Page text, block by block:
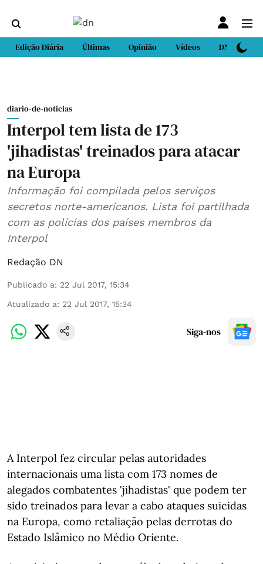
Edição Diária Últimas Opinião Vídeos DN Sport
diario-de-noticias
Interpol tem lista de 173
'jihadistas' treinados para atacar
na Europa
Informação foi compilada pelos serviços
secretos norte-americanos. Lista foi partilhada
com as polícias dos países membros da
Interpol
Redação DN
Publicado a: 22 Jul 2017, 15:34
Atualizado a: 22 Jul 2017, 15:34
Siga-nos
A Interpol fez circular pelas autoridades
internacionais uma lista com 173 nomes de
alegados combatentes 'jihadistas' que podem ter
sido treinados para levar a cabo ataques suicidas
na Europa, como retaliação pelas derrotas do
Estado Islâmico no Médio Oriente.